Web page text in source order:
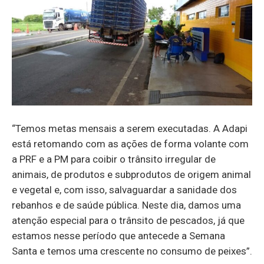
“Temos metas mensais a serem executadas. A Adapi
está retomando com as ações de forma volante com
a PRF e a PM para coibir o trânsito irregular de
animais, de produtos e subprodutos de origem animal
e vegetal e, com isso, salvaguardar a sanidade dos
rebanhos e de saúde pública. Neste dia, damos uma
atenção especial para o trânsito de pescados, já que
estamos nesse período que antecede a Semana
Santa e temos uma crescente no consumo de peixes”.